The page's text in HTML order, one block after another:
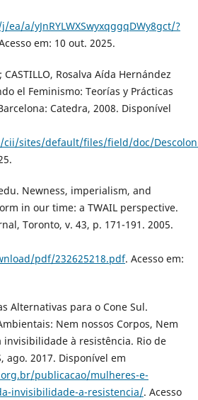
a/yJnRYLWXSwyxqggqDWy8gct/?
em: 10 out. 2025.
Rosalva Aída Hernández
el Feminismo: Teorías y Prácticas
Catedra, 2008. Disponível
sites/default/files/field/doc/
Newness, imperialism, and
in our time: a TWAIL perspective.
Toronto, v. 43, p. 171-191. 2005.
pdf/232625218.pdf. Acesso em:
Alternativas para o Cone Sul.
Nem nossos Corpos, Nem
invisibilidade à resistência. Rio de
ago. 2017. Disponível em
publicacao/mulheres-e-
invisibilidade-a-resistencia/. Acesso